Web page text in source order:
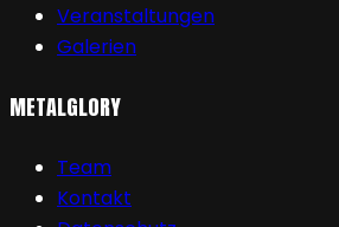
Veranstaltungen
Galerien
METALGLORY
Team
Kontakt